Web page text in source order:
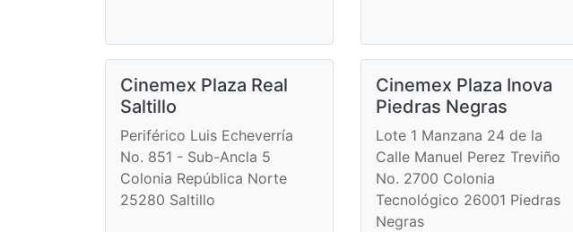
Cinemex Plaza Real
Saltillo
Periférico Luis Echeverría
No. 851 - Sub-Ancla 5
Colonia República Norte
25280 Saltillo
Cinemex Plaza Inova
Piedras Negras
Lote 1 Manzana 24 de la
Calle Manuel Perez Treviño
No. 2700 Colonia
Tecnológico 26001 Piedras
Negras